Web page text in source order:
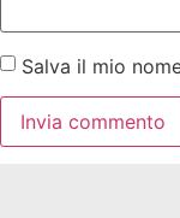
Salva il mio